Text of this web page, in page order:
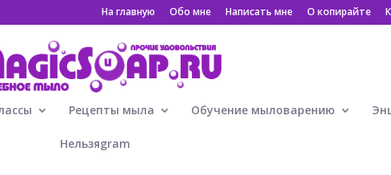
На главную Обо мне Написать мне О копирайте
Рецепты мыла Обучение мыловарению
Нельзяgram